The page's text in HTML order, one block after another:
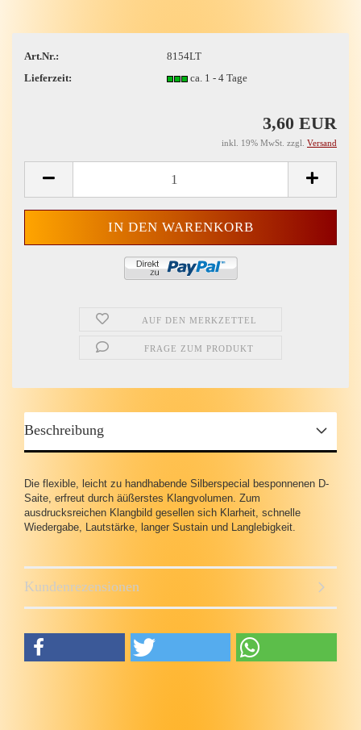
Art.Nr.:
8154LT
Lieferzeit:
ca. 1 - 4 Tage
3,60 EUR
inkl. 19% MwSt. zzgl. Versand
AUF DEN MERKZETTEL
FRAGE ZUM PRODUKT
Beschreibung
Die flexible, leicht zu handhabende Silberspecial besponnenen D-
Saite, erfreut durch äüßerstes Klangvolumen. Zum
ausdrucksreichen Klangbild gesellen sich Klarheit, schnelle
Wiedergabe, Lautstärke, langer Sustain und Langlebigkeit.
Kundenrezensionen